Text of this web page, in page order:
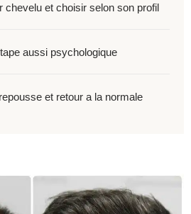
chevelu et choisir selon son profil
aussi psychologique
et retour a la normale